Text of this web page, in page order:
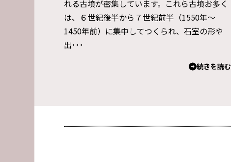
れる古墳が密集しています。これら古墳お多く
は、６世紀後半から７世紀前半（1550年～
1450年前）に集中してつくられ、石室の形や
出･･･
続きを読む